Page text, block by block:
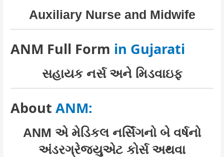
Auxiliary Nurse and Midwife
ANM Full Form in Gujarati
સહાયક નર્સ અને મિડવાઇફ
About ANM:
ANM એ મેડિકલ નર્સિંગનો બે વર્ષનો
અંડરગ્રેજ્યુએટ કોર્સ અથવા